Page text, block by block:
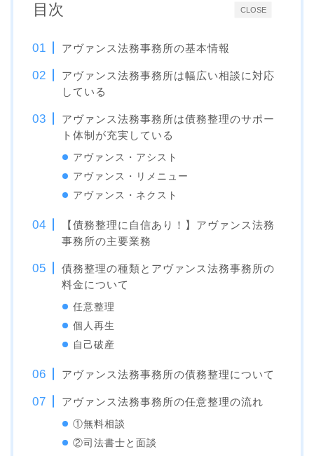
CLOSE
目次
アヴァンス法務事務所の基本情報
アヴァンス法務事務所は幅広い相談に対応
している
アヴァンス法務事務所は債務整理のサポー
ト体制が充実している
アヴァンス・アシスト
アヴァンス・リメニュー
アヴァンス・ネクスト
【債務整理に自信あり！】アヴァンス法務
事務所の主要業務
債務整理の種類とアヴァンス法務事務所の
料金について
任意整理
個人再生
自己破産
アヴァンス法務事務所の債務整理について
アヴァンス法務事務所の任意整理の流れ
①無料相談
②司法書士と面談